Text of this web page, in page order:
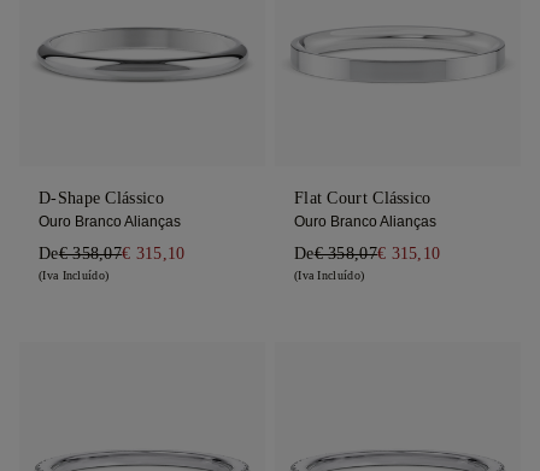
D-Shape Clássico
Ouro Branco Alianças
De€ 358,07€ 315,10
(Iva Incluído)
Flat Court Clássico
Ouro Branco Alianças
De€ 358,07€ 315,10
(Iva Incluído)